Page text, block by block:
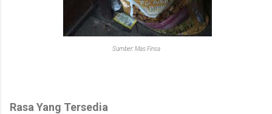
Sumber: Mas Finsa
Rasa Yang Tersedia